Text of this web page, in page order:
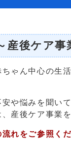
後ケア事
ゃん中心の生
や悩みを聞い
産後ケア事業
れをご参照くだ